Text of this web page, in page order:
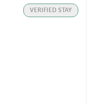
VERIFIED STAY